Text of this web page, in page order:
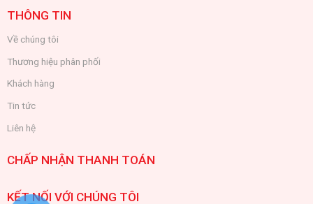
THÔNG TIN
Về chúng tôi
Thương hiệu phân phối
Khách hàng
Tin tức
Liên hệ
CHẤP NHẬN THANH TOÁN
KẾT NỐI VỚI CHÚNG TÔI